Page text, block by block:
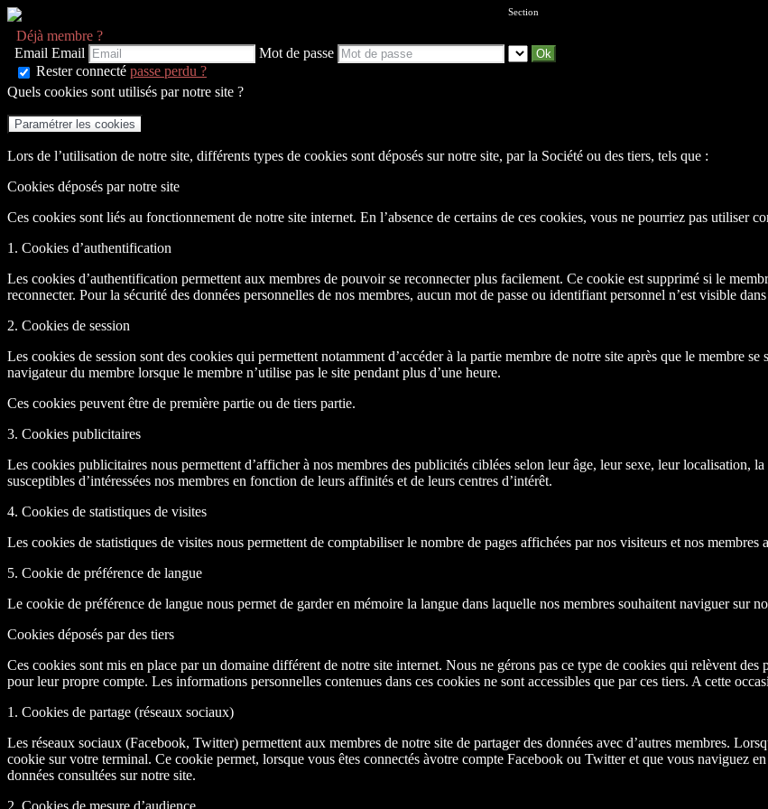
Déjà membre ?
Email Email Mot de passe
Section
Rester connecté passe perdu ?
Quels cookies sont utilisés par notre site ?
Paramétrer les cookies
Lors de l’utilisation de notre site, différents types de cookies sont déposés sur notre site, par la Société ou des tiers, tels que :
Cookies déposés par notre site
Ces cookies sont liés au fonctionnement de notre site internet. En l’absence de certains de ces cookies, vous ne pourriez pas utiliser
1. Cookies d’authentification
Les cookies d’authentification permettent aux membres de pouvoir se reconnecter plus facilement. Ce cookie est supprimé si le
reconnecter. Pour la sécurité des données personnelles de nos membres, aucun mot de passe ou identifiant personnel n’est visible
2. Cookies de session
Les cookies de session sont des cookies qui permettent notamment d’accéder à la partie membre de notre site après que le membre
navigateur du membre lorsque le membre n’utilise pas le site pendant plus d’une heure.
Ces cookies peuvent être de première partie ou de tiers partie.
3. Cookies publicitaires
Les cookies publicitaires nous permettent d’afficher à nos membres des publicités ciblées selon leur âge, leur sexe, leur localisation,
susceptibles d’intéressées nos membres en fonction de leurs affinités et de leurs centres d’intérêt.
4. Cookies de statistiques de visites
Les cookies de statistiques de visites nous permettent de comptabiliser le nombre de pages affichées par nos visiteurs et nos
5. Cookie de préférence de langue
Le cookie de préférence de langue nous permet de garder en mémoire la langue dans laquelle nos membres souhaitent naviguer sur
Cookies déposés par des tiers
Ces cookies sont mis en place par un domaine différent de notre site internet. Nous ne gérons pas ce type de cookies qui relèvent
pour leur propre compte. Les informations personnelles contenues dans ces cookies ne sont accessibles que par ces tiers. A cette
1. Cookies de partage (réseaux sociaux)
Les réseaux sociaux (Facebook, Twitter) permettent aux membres de notre site de partager des données avec d’autres membres.
cookie sur votre terminal. Ce cookie permet, lorsque vous êtes connectés àvotre compte Facebook ou Twitter et que vous naviguez
données consultées sur notre site.
2. Cookies de mesure d’audience